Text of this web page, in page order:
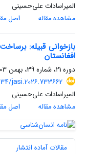
المیراسادات علی‌حسینی
مشاهده مقاله
اصل
بازخوانی قبیله:
افغانستان
دوره 21، شماره 39، بهمن 1403، صفحه
jasi.2026.733662
المیراسادات علی‌حسینی
مشاهده مقاله
اصل
مقالات آماده انتشار